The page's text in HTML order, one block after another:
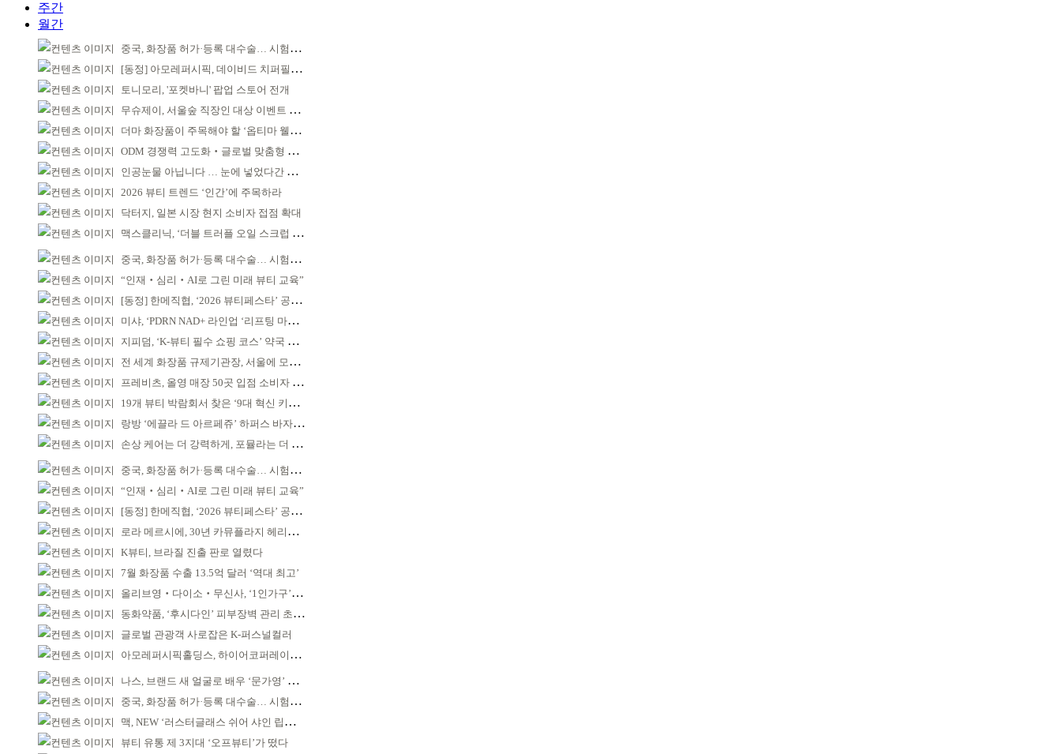
주간
월간
중국, 화장품 허가·등록 대수술… 시험자료 공용 허용
[동정] 아모레퍼시픽, 데이비드 치퍼필드 초청 강연
토니모리, '포켓바니' 팝업 스토어 전개
무슈제이, 서울숲 직장인 대상 이벤트 개최
더마 화장품이 주목해야 할 ‘옵티마 웰니스 뮤지엄 약국’
ODM 경쟁력 고도화‧글로벌 맞춤형 제조 역량 강화
인공눈물 아닙니다 … 눈에 넣었다간 각막 손상
2026 뷰티 트렌드 ‘인간’에 주목하라
닥터지, 일본 시장 현지 소비자 접점 확대
맥스클리닉, ‘더블 트러플 오일 스크럽 바디 워시’ 공개
중국, 화장품 허가·등록 대수술… 시험자료 공용 허용
“인재‧심리‧AI로 그린 미래 뷰티 교육”
[동정] 한메직협, ‘2026 뷰티페스타’ 공동 주최
미샤, ‘PDRN NAD+ 라인업 ‘리프팅 마스크’ 출시
지피덤, ‘K-뷰티 필수 쇼핑 코스’ 약국 공략
전 세계 화장품 규제기관장, 서울에 모인다
프레비츠, 올영 매장 50곳 입점 소비자 접점 강화
19개 뷰티 박람회서 찾은 ‘9대 혁신 키워드’
랑방 ‘에끌라 드 아르페쥬’ 하퍼스 바자 화보 공개
손상 케어는 더 강력하게, 포뮬라는 더 산뜻하게!
중국, 화장품 허가·등록 대수술… 시험자료 공용 허용
“인재‧심리‧AI로 그린 미래 뷰티 교육”
[동정] 한메직협, ‘2026 뷰티페스타’ 공동 주최
로라 메르시에, 30년 카뮤플라지 헤리티지 담아
K뷰티, 브라질 진출 판로 열렸다
7월 화장품 수출 13.5억 달러 ‘역대 최고’
올리브영‧다이소‧무신사, ‘1인가구’가 이끈다
동화약품, ‘후시다인’ 피부장벽 관리 초점 ‘리브랜딩’
글로벌 관광객 사로잡은 K-퍼스널컬러
아모레퍼시픽홀딩스, 하이어코퍼레이션과 투자계약
나스, 브랜드 새 얼굴로 배우 ‘문가영’ 발탁
중국, 화장품 허가·등록 대수술… 시험자료 공용 허용
맥, NEW ‘러스터글래스 쉬어 샤인 립스틱’ 출시
뷰티 유통 제 3지대 ‘오프뷰티’가 떴다